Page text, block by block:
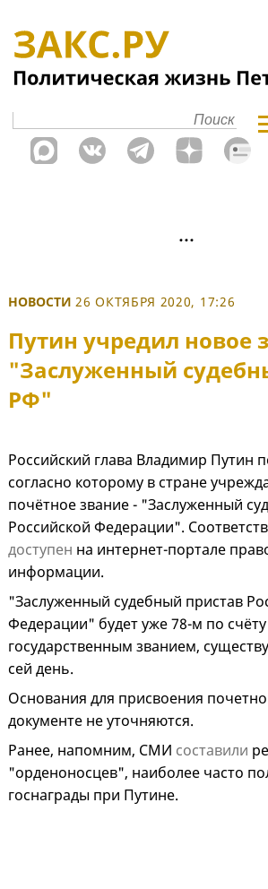
НОВОСТИ 26 ОКТЯБРЯ 2020, 17:26
Путин учредил новое
"Заслуженный
РФ"
Российский глава Владимир Путин
согласно которому в стране
почётное звание - "Заслуженный
Российской Федерации".
доступен на интернет-портале
информации.
"Заслуженный судебный пристав
Федерации" будет уже 78-м по
государственным званием,
сей день.
Основания для присвоения
документе не уточняются.
Ранее, напомним, СМИ составили
"орденоносцев", наиболее часто
госнаграды при Путине.